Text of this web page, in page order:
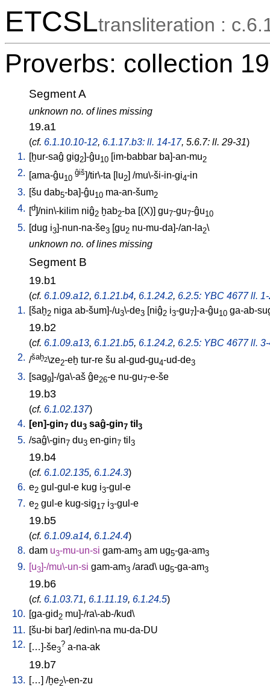
ETCSLtransliteration :
Proverbs: collection 19
Segment A
unknown no. of lines missing
19.a1
(cf. 6.1.10.10-12, 6.1.17.b3: ll. 14-17, 5.6.7: ll. 29-31)
1. [ḫur-saĝ gig2]-ĝu10 [im-babbar ba]-an-mu2
2. [ama-ĝu10
ĝiš]/tir\-ta [lu2] /mu\-ši-in-gi4-in
3. [šu dab5-ba]-ĝu10 ma-an-šum2
4. [d]/nin\-kilim niĝ2 ḫab2-ba [(X)] gu7-gu7-ĝu10
5. [dug i3]-nun-na-še3 [gu2 nu-mu-da]-/an-la2\
unknown no. of lines missing
Segment B
19.b1
(cf. 6.1.09.a12, 6.1.21.b4, 6.1.24.2, 6.2.5: YBC 4677 ll.
1. [šaḫ2 niga ab-šum]-/u3\-de3 [niĝ2 i3-gu7]-a-ĝu10 ga-ab-
19.b2
(cf. 6.1.09.a13, 6.1.21.b5, 6.1.24.2, 6.2.5: YBC 4677 ll.
2. /šaḫ2\ze2-eḫ tur-re šu al-gud-gu4-ud-de3
3. [sag9]-/ga\-aš ĝe26-e nu-gu7-e-še
19.b3
(cf. 6.1.02.137)
4. [en]-gin7 du3 saĝ-gin7 til 3
5. /saĝ\-gin7 du3 en-gin7 til 3
19.b4
(cf. 6.1.02.135, 6.1.24.3)
6. e2 gul-gul-e kug i3-gul-e
7. e2 gul-e kug-sig17 i3-gul-e
19.b5
(cf. 6.1.09.a14, 6.1.24.4)
8. dam u3-mu-un-si gam-am3 am ug5-ga-am3
9. [u3]-/mu\-un-si gam-am3 /arad\ ug5-ga-am3
19.b6
(cf. 6.1.03.71, 6.1.11.19, 6.1.24.5)
10. [ga-gid 2 mu]-/ra\-ab-/kud\
11. [šu-bi bar] /edin\-na mu-da-DU
12. […]-še3
? a-na-ak
19.b7
13. […] /ḫe2\-en-zu